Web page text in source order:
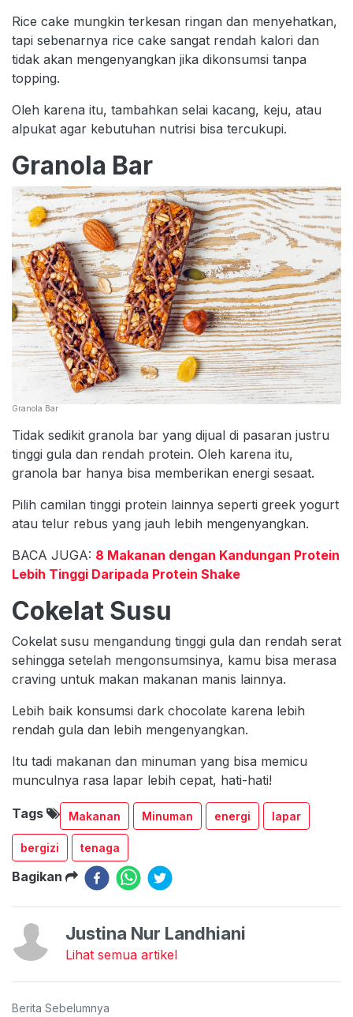
Rice cake mungkin terkesan ringan dan menyehatkan,
tapi sebenarnya rice cake sangat rendah kalori dan
tidak akan mengenyangkan jika dikonsumsi tanpa
topping.
Oleh karena itu, tambahkan selai kacang, keju, atau
alpukat agar kebutuhan nutrisi bisa tercukupi.
Granola Bar
Granola Bar
Tidak sedikit granola bar yang dijual di pasaran justru
tinggi gula dan rendah protein. Oleh karena itu,
granola bar hanya bisa memberikan energi sesaat.
Pilih camilan tinggi protein lainnya seperti greek yogurt
atau telur rebus yang jauh lebih mengenyangkan.
BACA JUGA: 8 Makanan dengan Kandungan Protein
Lebih Tinggi Daripada Protein Shake
Cokelat Susu
Cokelat susu mengandung tinggi gula dan rendah serat
sehingga setelah mengonsumsinya, kamu bisa merasa
craving untuk makan makanan manis lainnya.
Lebih baik konsumsi dark chocolate karena lebih
rendah gula dan lebih mengenyangkan.
Itu tadi makanan dan minuman yang bisa memicu
munculnya rasa lapar lebih cepat, hati-hati!
Tags Makanan Minuman energi lapar
bergizi tenaga
Bagikan
Justina Nur Landhiani
Lihat semua artikel
Berita Sebelumnya